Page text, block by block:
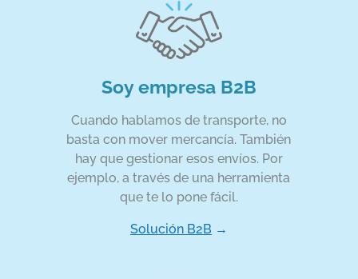
Soy empresa B2B
Cuando hablamos de transporte, no
basta con mover mercancía. También
hay que gestionar esos envíos. Por
ejemplo, a través de una herramienta
que te lo pone fácil.
Solución B2B →